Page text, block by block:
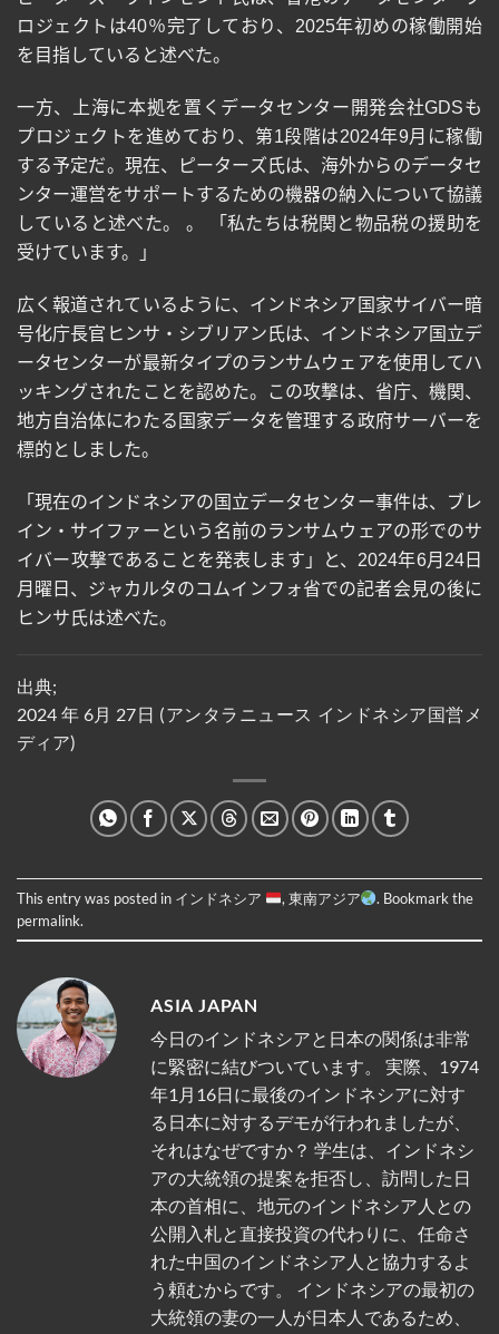
ロジェクトは40％完了しており、 2025年初めの稼働開始
を目指していると述べた。
一方、上海に本拠を置くデータセンター開発会社GDSも
プロジェクトを進めており、第1段階は2024年9月に稼働
する予定だ。現在、ピーターズ氏は、海外からのデータセ
ンター運営をサポートするための機器の納入について協議
していると述べた。 。 「私たちは税関と物品税の援助を
受けています。」
広く報道されているように、インドネシア国家サイバー暗
号化庁長官ヒンサ・シブリアン氏は、インドネシア国立デ
ータセンターが最新タイプのランサムウェアを使用してハ
ッキングされたことを認めた。この攻撃は、省庁、機関、
地方自治体にわたる国家データを管理する政府サーバーを
標的としました。
「現在のインドネシアの国立データセンター事件は、ブレ
イン・サイファーという名前のランサムウェアの形でのサ
イバー攻撃であることを発表します」と、 2024年6月 24日
月曜日、ジャカルタのコムインフォ省での記者会見の後に
ヒンサ氏は述べた。
出典;
2024 年 6月 27日 (アンタラニュース インドネシア国営メ
ディア)
This entry was posted in インドネシア , 東南アジア
. Bookmark the
permalink.
ASIA JAPAN
今日のインドネシアと日本の関係は非常
に緊密に結びついています。 実際、1974
年1月16日に最後のインドネシアに対す
る日本に対するデモが行われましたが、
それはなぜですか？ 学生は、インドネシ
アの大統領の提案を拒否し、訪問した日
本の首相に、地元のインドネシア人との
公開入札と直接投資の代わりに、任命さ
れた中国のインドネシア人と協力するよ
う頼むからです。 インドネシアの最初の
大統領の妻の一人が日本人であるため、